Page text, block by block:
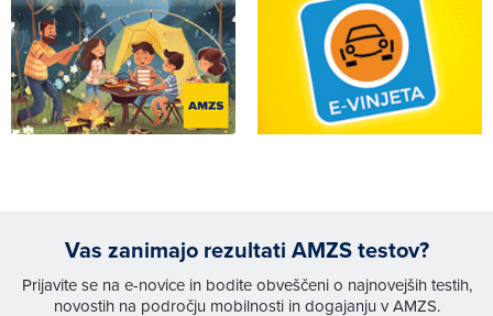
Vas zanimajo rezultati AMZS testov?
Prijavite se na e-novice in bodite obveščeni o najnovejših testih,
novostih na področju mobilnosti in dogajanju v AMZS.